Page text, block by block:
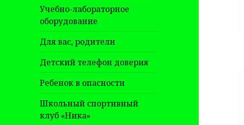
Учебно-лабораторное
оборудование
Для вас, родители
Детский телефон доверия
Ребенок в опасности
Школьный спортивный
клуб «Ника»